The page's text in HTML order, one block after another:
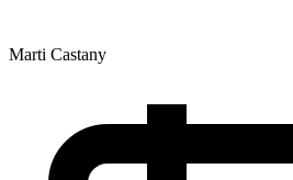
Marti Castany